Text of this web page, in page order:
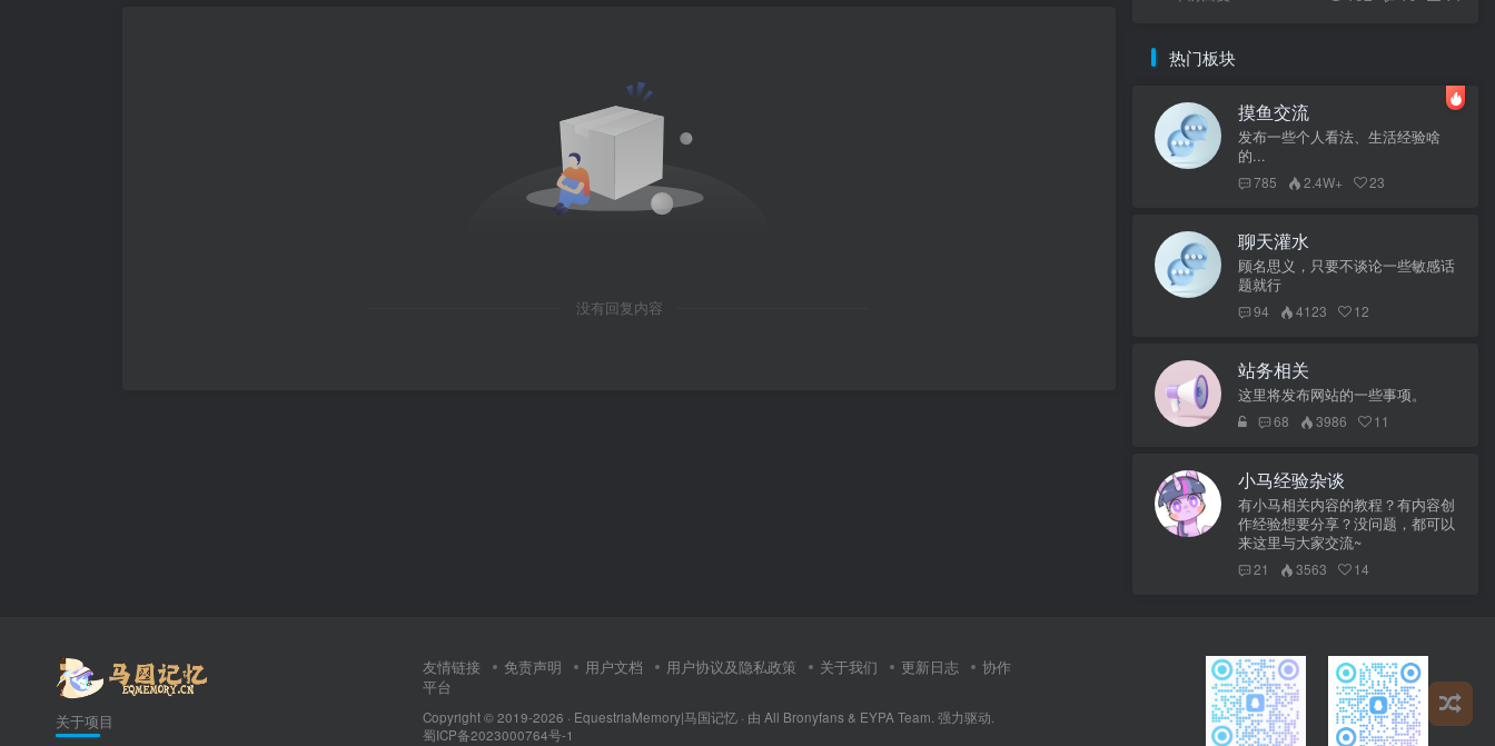
没有回复内容
热门板块
摸鱼交流
发布一些个人看法、生活经验啥
的...
785 2.4W+ 23
聊天灌水
顾名思义，只要不谈论一些敏感话
题就行
94 4123 12
站务相关
这里将发布网站的一些事项。
68 3986 11
小马经验杂谈
有小马相关内容的教程？有内容创
作经验想要分享？没问题，都可以
来这里与大家交流~
21 3563 14
关于项目
友情链接 免责声明 用户文档 用户协议及隐私政策 关于我们 更新日志
协作
平台
Copyright © 2019-2026 · EquestriaMemory|马国记忆 · 由 All Bronyfans & EYPA Team. 强力驱动.
蜀ICP备2023000764号-1